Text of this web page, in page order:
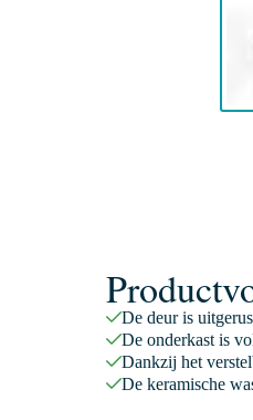
De deur is
De onderkast is
Dankzij het
De keramische